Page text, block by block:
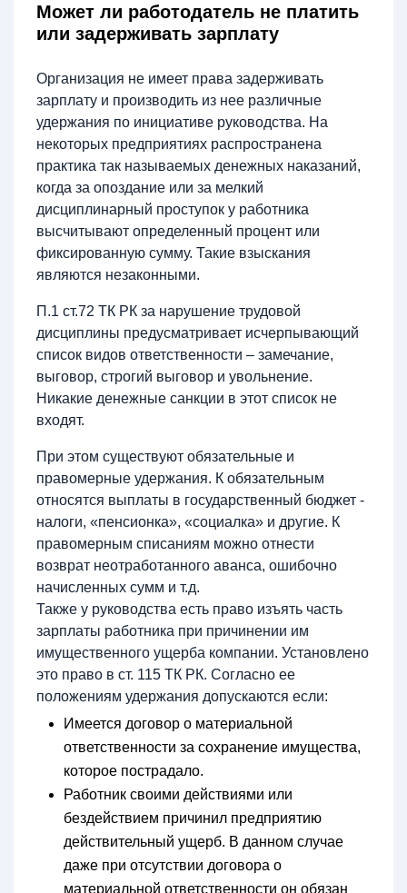
Может ли работодатель не платить
или задерживать зарплату
Организация не имеет права задерживать
зарплату и производить из нее различные
удержания по инициативе руководства. На
некоторых предприятиях распространена
практика так называемых денежных наказаний,
когда за опоздание или за мелкий
дисциплинарный проступок у работника
высчитывают определенный процент или
фиксированную сумму. Такие взыскания
являются незаконными.
П.1 ст.72 ТК РК за нарушение трудовой
дисциплины предусматривает исчерпывающий
список видов ответственности – замечание,
выговор, строгий выговор и увольнение.
Никакие денежные санкции в этот список не
входят.
При этом существуют обязательные и
правомерные удержания. К обязательным
относятся выплаты в государственный бюджет -
налоги, «пенсионка», «социалка» и другие. К
правомерным списаниям можно отнести
возврат неотработанного аванса, ошибочно
начисленных сумм и т.д.
Также у руководства есть право изъять часть
зарплаты работника при причинении им
имущественного ущерба компании. Установлено
это право в ст. 115 ТК РК. Согласно ее
положениям удержания допускаются если:
Имеется договор о материальной
ответственности за сохранение имущества,
которое пострадало.
Работник своими действиями или
бездействием причинил предприятию
действительный ущерб. В данном случае
даже при отсутствии договора о
материальной ответственности он обязан